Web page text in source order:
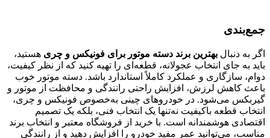
جمع‌بندی
اگر به دنبال بهترین برند دسته موتور برای فونیکس و چری هستید،
باید به جای انتخاب عجولانه، قطعه‌ای را تهیه کنید که از نظر کیفیت،
دوام، سازگاری و عملکرد کاملاً استاندارد باشد. دسته موتور خوب
باعث کاهش لرزش، افزایش راحتی رانندگی و محافظت از موتور و
گیربکس می‌شود. در خودروهای چینی به‌خصوص فونیکس و چری،
انتخاب قطعه باکیفیت نه‌تنها یک انتخاب فنی، بلکه یک تصمیم
اقتصادی هوشمندانه است. با خرید از فروشگاه معتبر و انتخاب برند
مناسب، می‌توانید عمر مفید خودرو را افزایش دهید و از رانندگی